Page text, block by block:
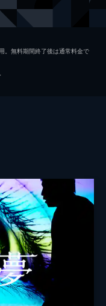
田中俊介
田辺桃子
宇賀那健一
宇賀那健一
小野川浩幸
。無料期間終了後は通常料金で